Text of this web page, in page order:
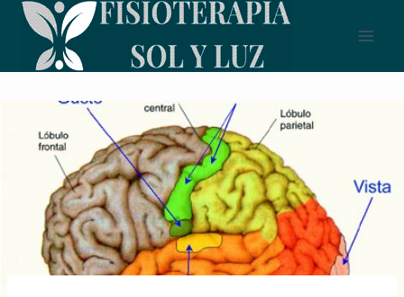
Saltar
contenido